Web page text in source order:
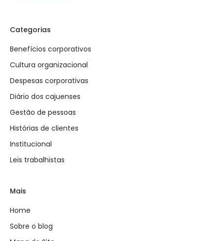
Categorias
Benefícios corporativos
Cultura organizacional
Despesas corporativas
Diário dos cajuenses
Gestão de pessoas
Histórias de clientes
Institucional
Leis trabalhistas
Mais
Home
Sobre o blog